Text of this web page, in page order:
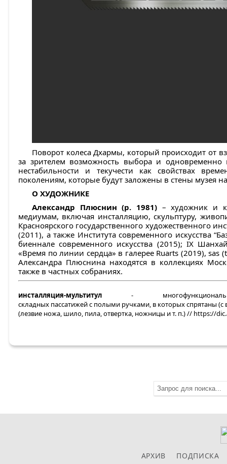
Поворот колеса Дхармы, который происходит от
за зрителем возможность выбора и
нестабильности и текучести как свойствах
поколениям, которые будут заложены в стены музея
О ХУДОЖНИКЕ
Александр Плюснин (р. 1981) – художник и
медиумам, включая инсталляцию, скульптуру,
Красноярского государственного художественного
(2011), а также Института современного искусства
биеннале современного искусства (2015); IX
«Время по линии сердца» в галерее Ruarts (2019), sas
Александра Плюснина находятся в коллекциях
также в частных собраниях.
инсталляция-мультитул -
складных пассатижей с полыми ручками, в которых спрятаны
(лезвие ножа, шило, пила, отвертка, ножницы и т. п.) // https://
АРХИВ ПОДПИСКА